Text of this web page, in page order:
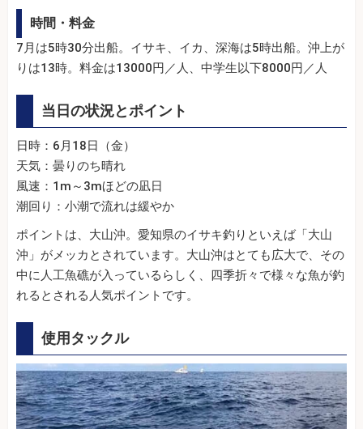
時間・料金
7月は5時30分出船。イサキ、イカ、深海は5時出船。沖上が
りは13時。料金は13000円／人、中学生以下8000円／人
当日の状況とポイント
日時：6月18日（金）
天気：曇りのち晴れ
風速：1m～3mほどの凪日
潮回り：小潮で流れは緩やか
ポイントは、大山沖。愛知県のイサキ釣りといえば「大山
沖」がメッカとされています。大山沖はとても広大で、その
中に人工魚礁が入っているらしく、四季折々で様々な魚が釣
れるとされる人気ポイントです。
使用タックル